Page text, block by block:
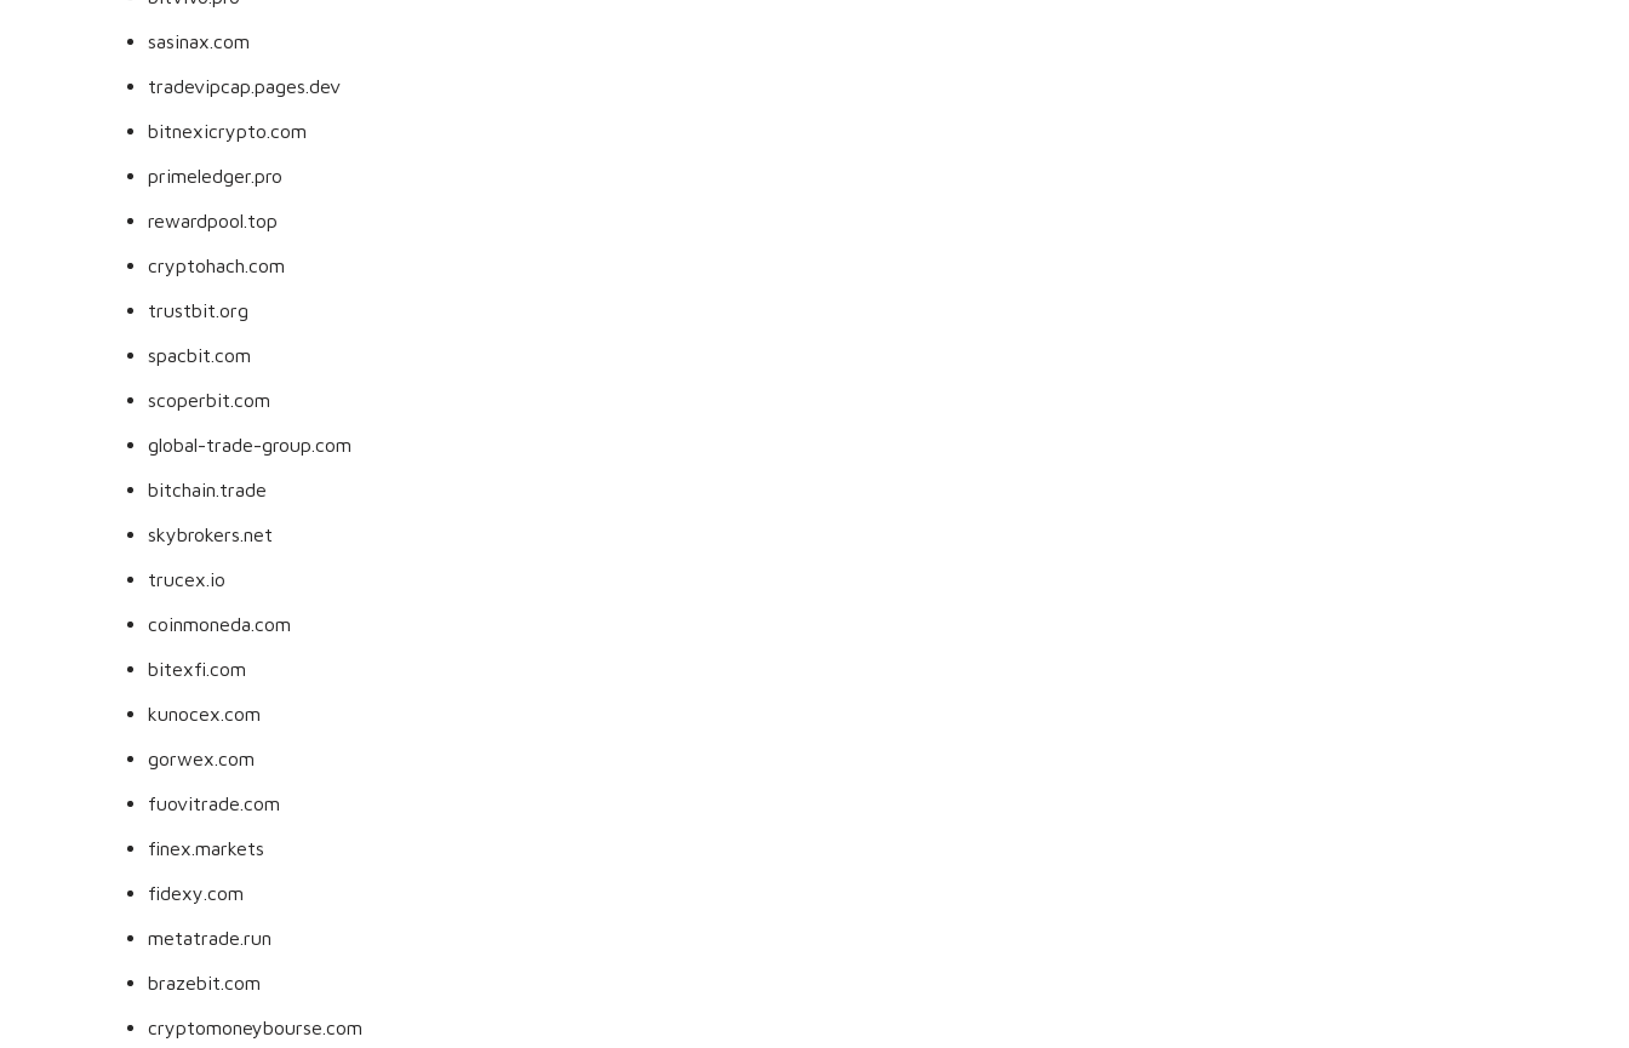
sasinax.com
tradevipcap.pages.dev
bitnexicrypto.com
primeledger.pro
rewardpool.top
cryptohach.com
trustbit.org
spacbit.com
scoperbit.com
global-trade-group.com
bitchain.trade
skybrokers.net
trucex.io
coinmoneda.com
bitexfi.com
kunocex.com
gorwex.com
fuovitrade.com
finex.markets
fidexy.com
metatrade.run
brazebit.com
cryptomoneybourse.com